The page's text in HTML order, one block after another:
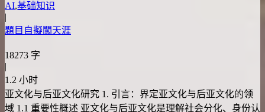
AI,基础知识
|
題目自擬闖天涯
18273 字
|
1.2 小时
亚文化与后亚文化研究 1. 引言：界定亚文化与后亚文化的领
域 1.1 重要性概述 亚文化与后亚文化是理解社会分化、身份认